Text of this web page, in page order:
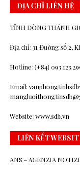
ĐỊA CHỈ LIÊN HỆ
TỈNH DÒNG THÁNH
Địa chỉ: 31 Đường số 2,
Hotline: (+84)
Email:
Website: www.sdb.vn
LIÊN KẾT
ANS – AGENZIA